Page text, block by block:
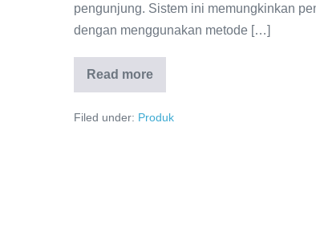
pengunjung. Sistem ini memungkinkan
dengan menggunakan metode […]
Read more
Filed under: Produk